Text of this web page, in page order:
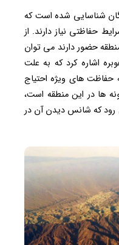
از پرندگان شناسایی شده است که
ها به شرایط حفاظتی نیاز دارند. از
حضور دارند می توان
اشاره کرد که به علت
های ویژه احتیاج
ها در این منطقه است،
رود که شانس دیدن آن در